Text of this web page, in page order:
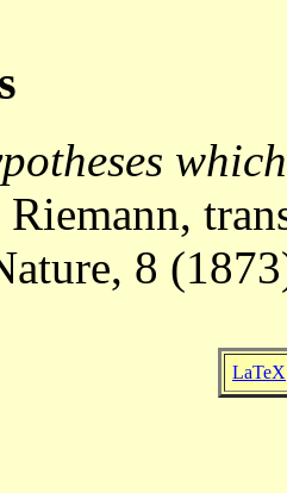
Riemann,
8
LaTeX